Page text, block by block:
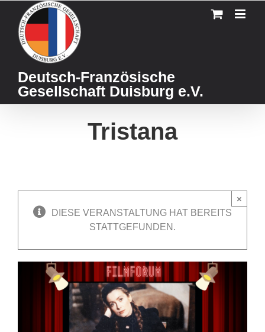
content
Deutsch-Französische
Gesellschaft Duisburg e.V.
Tristana
DIESE VERANSTALTUNG HAT BEREITS
STATTGEFUNDEN.
×